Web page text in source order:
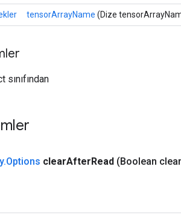
tensorArrayName (Dize
sınıfından
.Options clearAfterRead (Boolean clear